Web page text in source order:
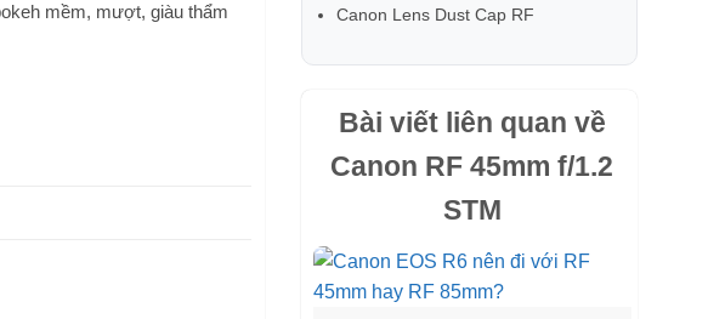
mềm, mượt, giàu thẩm
Canon Lens Dust Cap RF
Bài viết liên quan về
Canon RF 45mm f/1.2
STM